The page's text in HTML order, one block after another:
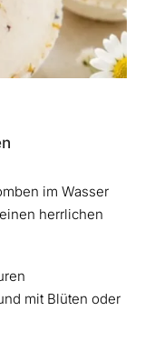
im Wasser
herrlichen
mit Blüten oder